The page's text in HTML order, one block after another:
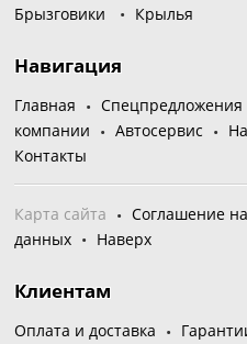
Брызговики
Крылья
Навигация
Главная Спецпредложения
компании
Автосервис
Контакты
Карта сайта
Соглашение
данных
Наверх
Клиентам
Оплата и доставка